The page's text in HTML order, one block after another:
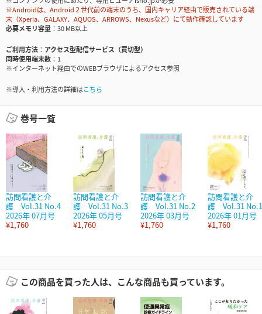
※Androidは、Android２世代前の端末のうち、国内キャリア経由で販売されている端
末（Xperia、GALAXY、AQUOS、ARROWS、Nexusなど）にて動作確認しています
必要メモリ容量
30 MB以上
ご利用方法
アクセス型配信サービス（買切型）
同時使用端末数
1
※インターネット経由でのWEBブラウザによるアクセス参照
※導入・利用方法の詳細はこちら
巻号一覧
訪問看護と介
護 Vol.31 No.4
2026年 07月号
¥1,760
訪問看護と介
護 Vol.31 No.3
2026年 05月号
¥1,760
訪問看護と介
護 Vol.31 No.2
2026年 03月号
¥1,760
訪問看護と介
護 Vol.31 No.1
2026年 01月号
¥1,760
この商品を買った人は、こんな商品も買っています。